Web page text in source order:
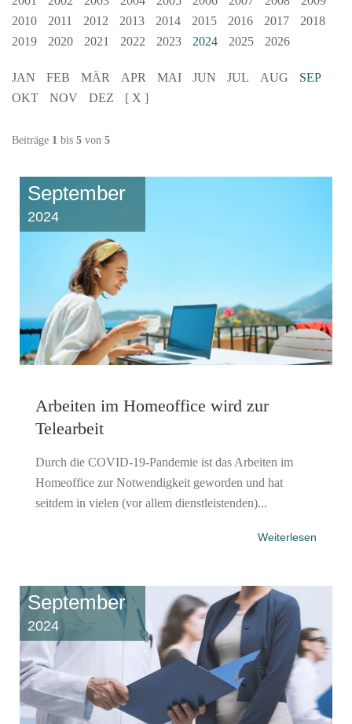
2010
2011 2012 2013 2014 2015 2016 2017
2018
2019
2020 2021 2022 2023 2024 2025 2026
JAN FEB MÄR APR MAI JUN JUL AUG
SEP
OKT
NOV DEZ [ X ]
Beiträge 1 bis 5 von 5
September
2024
Arbeiten im Homeoffice wird zur
Telearbeit
Durch die COVID-19-Pandemie ist das Arbeiten im
Homeoffice zur Notwendigkeit geworden und hat
seitdem in vielen (vor allem dienstleistenden)...
Weiterlesen
September
2024